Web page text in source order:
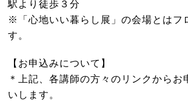
駅より徒歩３分
※「心地いい暮らし展」の会場とはフ
す。
【お申込みについて】
＊上記、各講師の方々のリンクからお
いします。